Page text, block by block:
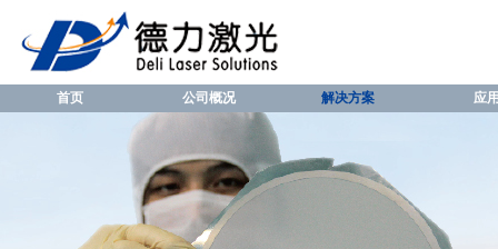
首页 公司概况 解决方案 应